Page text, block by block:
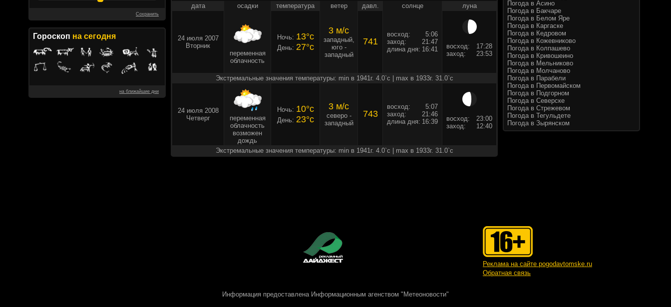
Сохранить
Гороскоп на сегодня
на ближайшие дни
дата осадки температура ветер давл. солнце луна
24 июля 2007
Вторник
переменная
облачность
Ночь: 13°c
День: 27°c
3 м/c
западный,
юго -
западный
741
восход:
5:06
заход:
21:47
длина дня: 16:41 восход:
17:28
заход:
23:53
Экстремальные значения температуры: min в 1941г. 4.0`c | max в 1933г. 31.0`c
24 июля 2008
Четверг
переменная
облачность
возможен
дождь
Ночь: 10°c
День: 23°c
3 м/c
северо -
западный
743
восход:
5:07
заход:
21:46
длина дня: 16:39 восход:
23:00
заход:
12:40
Экстремальные значения температуры: min в 1941г. 4.0`c | max в 1933г. 31.0`c
Погода в Асино
Погода в Бакчаре
Погода в Белом Яре
Погода в Каргаске
Погода в Кедровом
Погода в Кожевниково
Погода в Колпашево
Погода в Кривошеино
Погода в Мельниково
Погода в Молчаново
Погода в Парабели
Погода в Первомайском
Погода в Подгорном
Погода в Северске
Погода в Стрежевом
Погода в Тегульдете
Погода в Зырянском
Реклама на сайте pogodavtomske.ru
Обратная связь
Информация предоставлена Информационным агенством "Метеоновости"